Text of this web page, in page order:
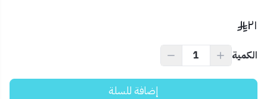
٢١
الكمية
إضافة للسلة